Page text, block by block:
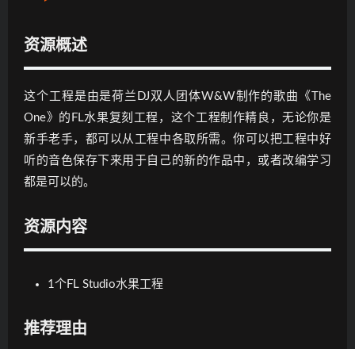
资源概述
这个工程是由是荷兰DJ双人团体W&W制作的歌曲《The
One》的FL水果复刻工程，这个工程制作精良，无论你是
新手老手，都可以从工程中各取所需。你可以把工程中好
听的音色保存下来用于自己的新的作品中，或者改编学习
都是可以的。
资源内容
1个FL Studio水果工程
推荐理由